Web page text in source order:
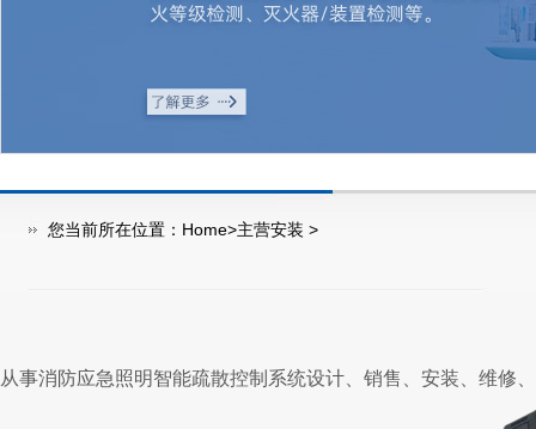
您当前所在位置： Home>主营安装 >
从事消防应急照明智能疏散控制系统设计、销售、安装、维修